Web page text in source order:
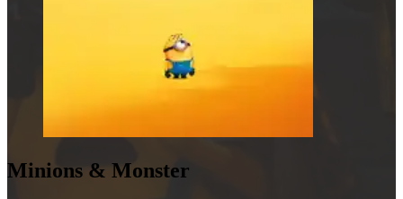
Minions & Monster